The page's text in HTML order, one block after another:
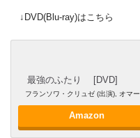
↓DVD(Blu-ray)はこちら
最強のふたり [DVD]
フランソワ・クリュゼ (出演), オマ
Amazon